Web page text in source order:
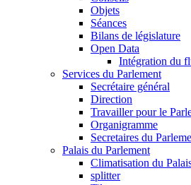
Objets
Séances
Bilans de législature
Open Data
Intégration du
Services du Parlement
Secrétaire général
Direction
Travailler pour le
Organigramme
Secretaires du
Palais du Parlement
Climatisation du
splitter